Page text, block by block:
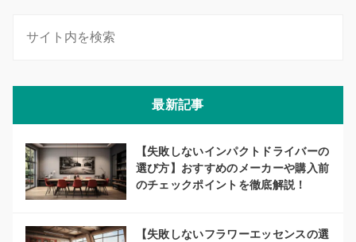
最新記事
【失敗しないインパクトドライバーの
選び方】おすすめのメーカーや購入前
のチェックポイントを徹底解説！
【失敗しないフラワーエッセンスの選